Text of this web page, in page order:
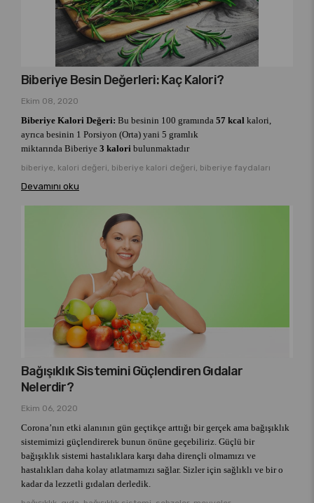
Biberiye Besin Değerleri: Kaç Kalori?
Ekim 08, 2020
Biberiye Kalori Değeri: Bu besinin 100 gramında 57 kcal kalori,
ayrıca besinin 1 Porsiyon (Orta) yani 5 gramlık
miktarında Biberiye 3 kalori bulunmaktadır
biberiye, kalori değeri, biberiye kalori değeri, biberiye faydaları
Devamını oku
Bağışıklık Sistemini Güçlendiren Gıdalar
Nelerdir?
Ekim 06, 2020
Corona’nın etki alanının gün geçtikçe arttığı bir gerçek ama bağışıklık
sistemimizi güçlendirerek bunun önüne geçebiliriz. Güçlü bir
bağışıklık sistemi hastalıklara karşı daha dirençli olmamızı ve
hastalıkları daha kolay atlatmamızı sağlar. Sizler için sağlıklı ve bir o
kadar da lezzetli gıdaları derledik.